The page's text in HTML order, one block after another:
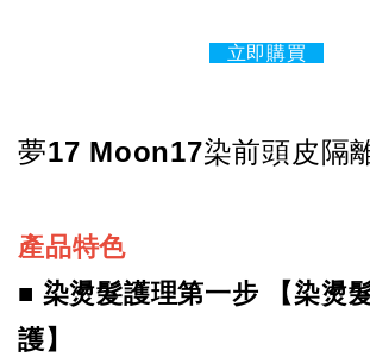
立即購買
夢17 Moon17染前頭皮隔
產品特色
■ 染燙髮護理第一步 【染燙
護】